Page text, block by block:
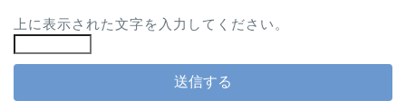
上に表示された文字を入力してください。